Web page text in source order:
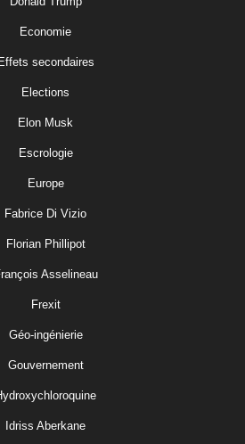
Economie
Effets secondaires
Elections
Elon Musk
Escrologie
Europe
Fabrice Di Vizio
Florian Phillipot
Asselineau
Frexit
Géo-ingénierie
Gouvernement
Idriss Aberkane